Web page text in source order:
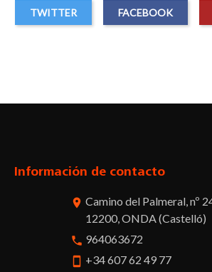
TWITTER FACEBOOK
Información de contacto
room Camino del Palmeral, nº
12200, ONDA (Castelló)
phone 964063672
smartphone +34 607 62 49 77